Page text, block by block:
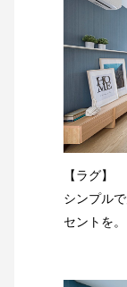
【ラグ】
シンプル
セントを。